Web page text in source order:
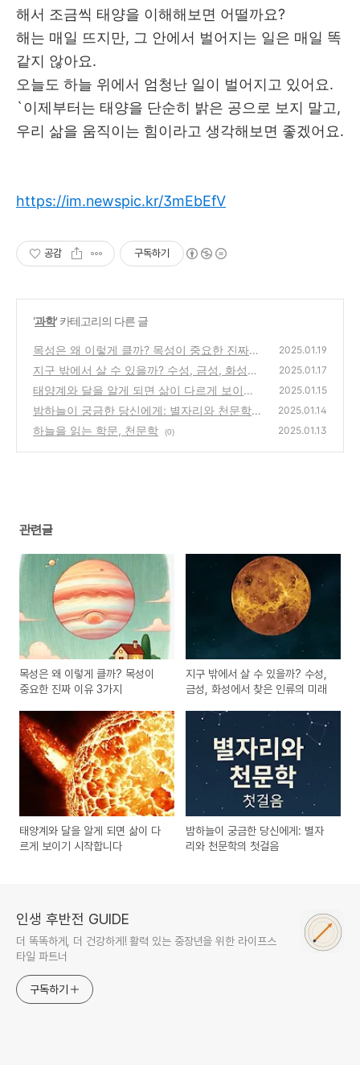
해서 조금씩 태양을 이해해보면 어떨까요?
해는 매일 뜨지만, 그 안에서 벌어지는 일은 매일 똑
같지 않아요.
오늘도 하늘 위에서 엄청난 일이 벌어지고 있어요.
`이제부터는 태양을 단순히 밝은 공으로 보지 말고,
우리 삶을 움직이는 힘이라고 생각해보면 좋겠어요.
https://im.newspic.kr/3mEbEfV
공감 구독하기
'과학' 카테고리의 다른 글
목성은 왜 이렇게 클까? 목성이 중요한 진짜
이유 3가지
(0)
2025.01.19
지구 밖에서 살 수 있을까? 수성, 금성, 화성에
서 찾은 인류의 미래
(0)
2025.01.17
태양계와 달을 알게 되면 삶이 다르게 보이기
시작합니다
(0)
2025.01.15
밤하늘이 궁금한 당신에게: 별자리와 천문학의
첫걸음
(0)
2025.01.14
하늘을 읽는 학문, 천문학 (0) 2025.01.13
관련글
목성은 왜 이렇게 클까? 목성이
중요한 진짜 이유 3가지
지구 밖에서 살 수 있을까? 수성,
금성, 화성에서 찾은 인류의 미래
태양계와 달을 알게 되면 삶이 다
르게 보이기 시작합니다
밤하늘이 궁금한 당신에게: 별자
리와 천문학의 첫걸음
인생 후반전 GUIDE
더 똑똑하게, 더 건강하게! 활력 있는 중장년을 위한 라이프스
타일 파트너
구독하기